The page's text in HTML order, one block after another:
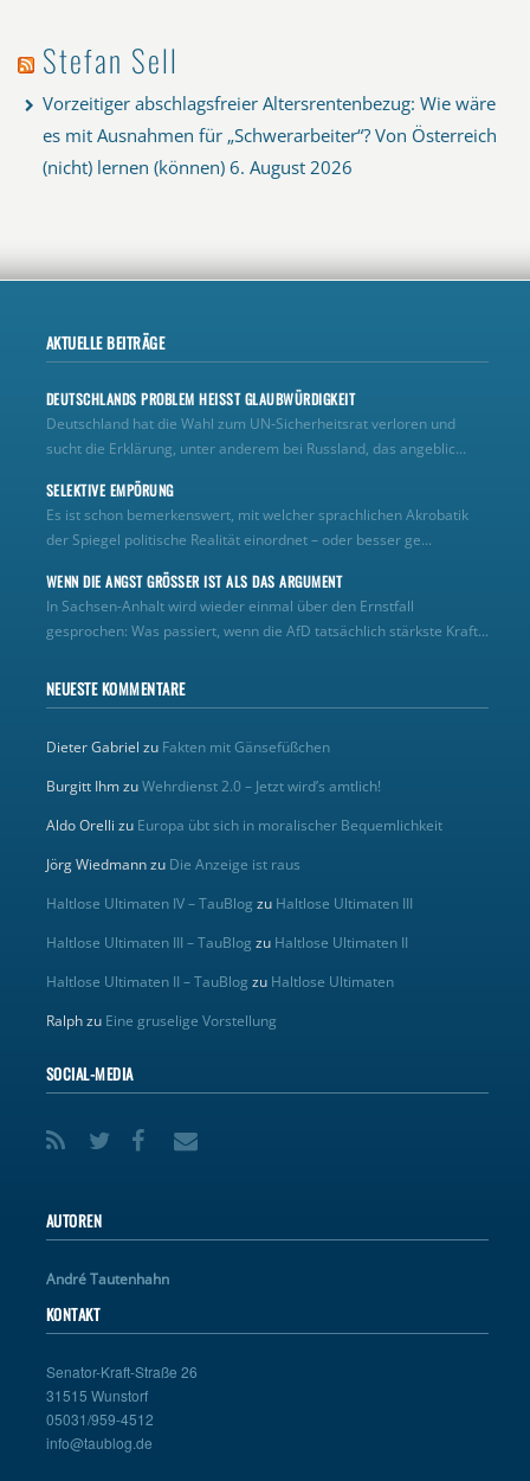
Stefan Sell
Vorzeitiger abschlagsfreier Altersrentenbezug: Wie wäre
es mit Ausnahmen für „Schwerarbeiter“? Von Österreich
(nicht) lernen (können) 6. August 2026
AKTUELLE BEITRÄGE
DEUTSCHLANDS PROBLEM HEISST GLAUBWÜRDIGKEIT
Deutschland hat die Wahl zum UN‑Sicherheitsrat verloren und
sucht die Erklärung, unter anderem bei Russland, das angeblic...
SELEKTIVE EMPÖRUNG
Es ist schon bemerkenswert, mit welcher sprachlichen Akrobatik
der Spiegel politische Realität einordnet – oder besser ge...
WENN DIE ANGST GRÖSSER IST ALS DAS ARGUMENT
In Sachsen-Anhalt wird wieder einmal über den Ernstfall
gesprochen: Was passiert, wenn die AfD tatsächlich stärkste Kraft...
NEUESTE KOMMENTARE
Dieter Gabriel zu Fakten mit Gänsefüßchen
Burgitt IhmzuWehrdienst 2.0 – Jetzt wird’s amtlich!
Aldo Orelli zu Europa übt sich in moralischer Bequemlichkeit
Jörg Wiedmannzu Die Anzeige ist raus
Haltlose Ultimaten IV – TauBlog zu Haltlose Ultimaten III
Haltlose Ultimaten III – TauBlog zu Haltlose Ultimaten II
Haltlose Ultimaten II – TauBlog zu Haltlose Ultimaten
Ralphzu Eine gruselige Vorstellung
SOCIAL-MEDIA
AUTOREN
André Tautenhahn
KONTAKT
Senator-Kraft-Straße 26
31515 Wunstorf
05031/959-4512
info@taublog.de